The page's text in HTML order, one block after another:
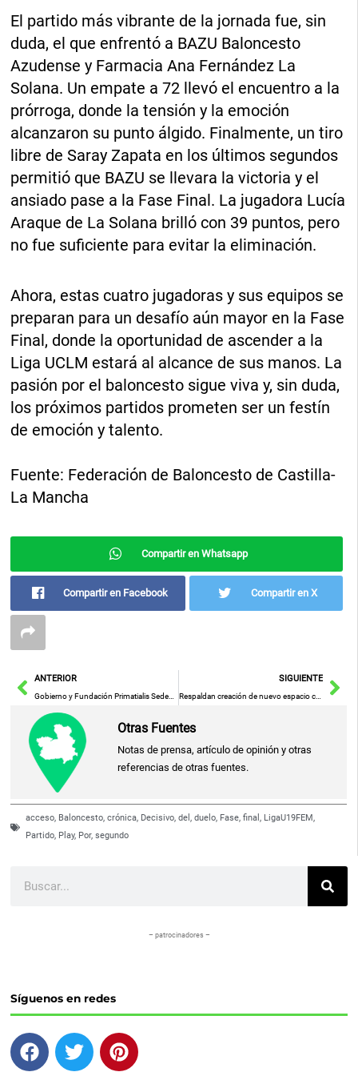
El partido más vibrante de la jornada fue, sin
duda, el que enfrentó a BAZU Baloncesto
Azudense y Farmacia Ana Fernández La
Solana. Un empate a 72 llevó el encuentro a la
prórroga, donde la tensión y la emoción
alcanzaron su punto álgido. Finalmente, un tiro
libre de Saray Zapata en los últimos segundos
permitió que BAZU se llevara la victoria y el
ansiado pase a la Fase Final. La jugadora Lucía
Araque de La Solana brilló con 39 puntos, pero
no fue suficiente para evitar la eliminación.
Ahora, estas cuatro jugadoras y sus equipos se
preparan para un desafío aún mayor en la Fase
Final, donde la oportunidad de ascender a la
Liga UCLM estará al alcance de sus manos. La
pasión por el baloncesto sigue viva y, sin duda,
los próximos partidos prometen ser un festín
de emoción y talento.
Fuente: Federación de Baloncesto de Castilla-
La Mancha
Compartir en Whatsapp
Compartir en Facebook Compartir en X
AntANTERIOR
Gobierno y Fundación Primatialis Sedes Toletana crean comisión interadministrativa del VIII centenario de la Catedral
SIGUIENTE
Respaldan creación de nuevo espacio cultural en Albalate de las nogueras
Otras Fuentes
Notas de prensa, artículo de opinión y otras
referencias de otras fuentes.
acceso, Baloncesto,crónica, Decisivo,del,duelo, Fase,final, LigaU19FEM,
Partido, Play, Por,segundo
– patrocinadores –
Síguenos en redes
F
a
T
w
P
i